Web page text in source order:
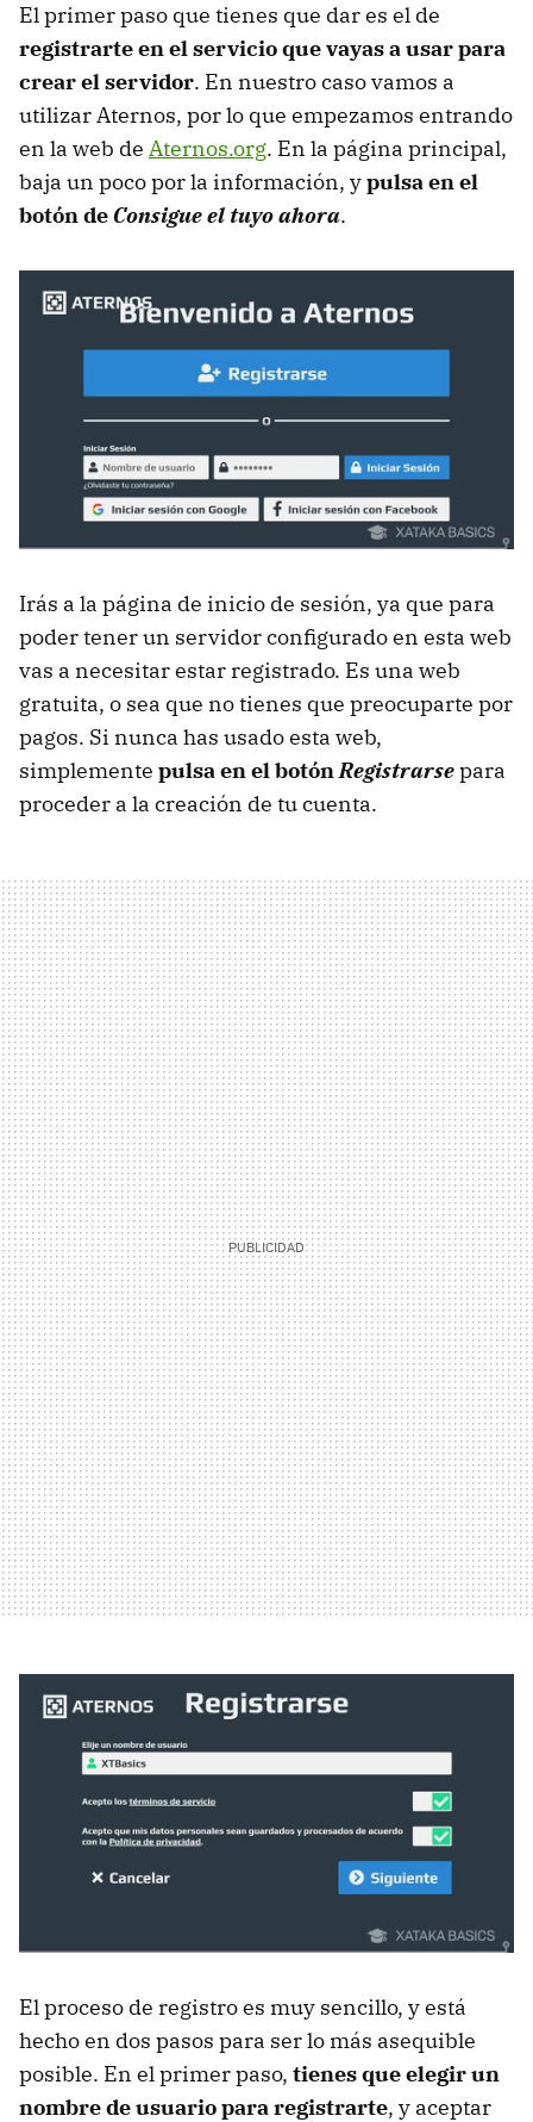
El primer paso que tienes que dar es el de
registrarte en el servicio que vayas a usar para
crear el servidor. En nuestro caso vamos a
utilizar Aternos, por lo que empezamos entrando
en la web de Aternos.org. En la página principal,
baja un poco por la información, ypulsa en el
botón deConsigue el tuyo ahora.
Irás a la página de inicio de sesión, ya que para
poder tener un servidor configurado en esta web
vas a necesitar estar registrado. Es una web
gratuita, o sea que no tienes que preocuparte por
pagos. Si nunca has usado esta web,
simplemente pulsa en el botónRegistrarsepara
proceder a la creación de tu cuenta.
El proceso de registro es muy sencillo, y está
hecho en dos pasos para ser lo más asequible
posible. En el primer paso, tienes que elegir un
nombre de usuario para registrarte, y aceptar